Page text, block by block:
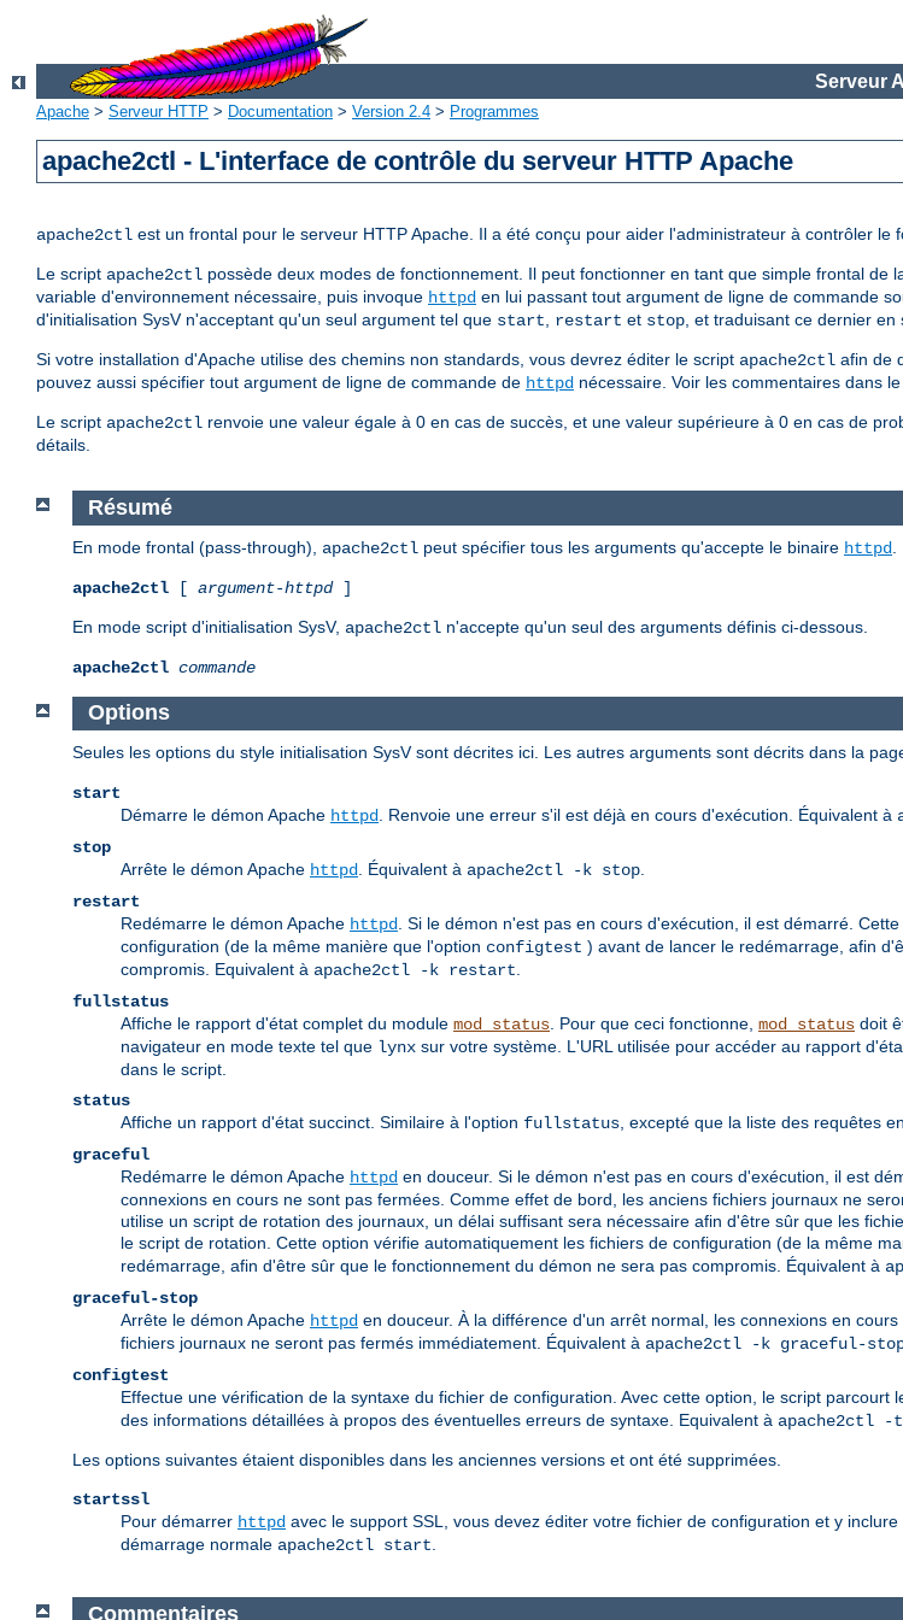
Serveur
Apache > Serveur HTTP > Documentation > Version 2.4 > Programmes
apache2ctl - L'interface de contrôle du serveur HTTP Apache
apache2ctl est un frontal pour le serveur HTTP Apache. Il a été conçu pour aider l'administrateur à contrôler le
Le script apache2ctl possède deux modes de fonctionnement. Il peut fonctionner en tant que simple frontal de
variable d'environnement nécessaire, puis invoque httpd en lui passant tout argument de ligne de commande
d'initialisation SysV n'acceptant qu'un seul argument tel que start, restart et stop, et traduisant ce dernier
Si votre installation d'Apache utilise des chemins non standards, vous devrez éditer le script apache2ctl afin de
pouvez aussi spécifier tout argument de ligne de commande de httpd nécessaire. Voir les commentaires dans
Le script apache2ctl renvoie une valeur égale à 0 en cas de succès, et une valeur supérieure à 0 en cas de
détails.
Résumé
En mode frontal (pass-through), apache2ctl peut spécifier tous les arguments qu'accepte le binaire httpd
apache2ctl [ argument-httpd]
En mode script d'initialisation SysV, apache2ctl n'accepte qu'un seul des arguments définis ci-dessous.
apache2ctl commande
Options
Seules les options du style initialisation SysV sont décrites ici. Les autres arguments sont décrits dans la
start
Démarre le démon Apache httpd . Renvoie une erreur s'il est déjà en cours d'exécution. Équivalent à
stop
Arrête le démon Apache httpd . Équivalent à apache2ctl -k stop
restart
Redémarre le démon Apache httpd
. Si le démon n'est pas en cours d'exécution, il est démarré.
configuration (de la même manière que l'option configtest ) avant de lancer le redémarrage, afin
compromis. Equivalent à apache2ctl -k restart
fullstatus
Affiche le rapport d'état complet du module mod_status . Pour que ceci fonctionne, mod_status doit
navigateur en mode texte tel que lynx sur votre système. L'URL utilisée pour accéder au rapport
dans le script.
status
Affiche un rapport d'état succinct. Similaire à l'option fullstatus , excepté que la liste des requêtes
graceful
Redémarre le démon Apache httpd en douceur. Si le démon n'est pas en cours d'exécution, il est
connexions en cours ne sont pas fermées. Comme effet de bord, les anciens fichiers journaux ne
utilise un script de rotation des journaux, un délai suffisant sera nécessaire afin d'être sûr que les
le script de rotation. Cette option vérifie automatiquement les fichiers de configuration (de la même
redémarrage, afin d'être sûr que le fonctionnement du démon ne sera pas compromis. Équivalent à
graceful-stop
Arrête le démon Apache httpd en douceur. À la différence d'un arrêt normal, les connexions en
fichiers journaux ne seront pas fermés immédiatement. Équivalent à apache2ctl -k graceful-
configtest
Effectue une vérification de la syntaxe du fichier de configuration. Avec cette option, le script parcourt
des informations détaillées à propos des éventuelles erreurs de syntaxe. Equivalent à apache2ctl -t
Les options suivantes étaient disponibles dans les anciennes versions et ont été supprimées.
startssl
Pour démarrer httpd avec le support SSL, vous devez éditer votre fichier de configuration et y
démarrage normale apache2ctl start
Commentaires